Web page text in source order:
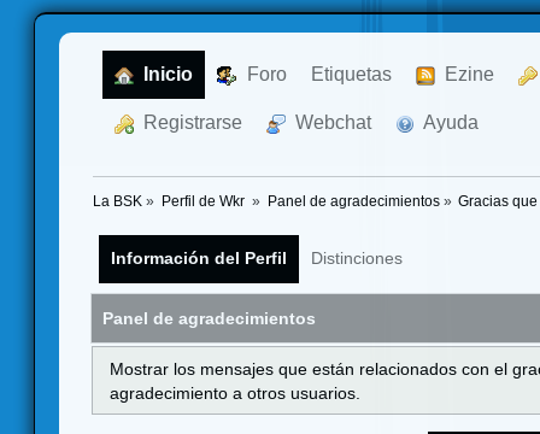
Inicio Foro Etiquetas Ezine
Registrarse Webchat Ayuda
La BSK » Perfil de Wkr » Panel de agradecimientos» Gracias
Información del Perfil Distinciones
Panel de agradecimientos
Mostrar los mensajes que están relacionados con el
agradecimiento a otros usuarios.